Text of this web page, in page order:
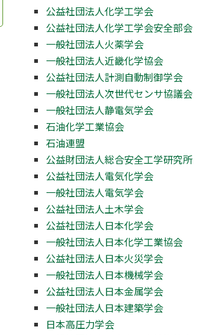
公益社団法人化学工学会
公益社団法人化学工学会安全部会
一般社団法人火薬学会
一般社団法人近畿化学協会
公益社団法人計測自動制御学会
一般社団法人次世代センサ協議会
一般社団法人静電気学会
石油化学工業協会
石油連盟
公益財団法人総合安全工学研究所
公益社団法人電気化学会
一般社団法人電気学会
公益社団法人土木学会
公益社団法人日本化学会
一般社団法人日本化学工業協会
公益社団法人日本火災学会
一般社団法人日本機械学会
公益社団法人日本金属学会
一般社団法人日本建築学会
日本高圧力学会